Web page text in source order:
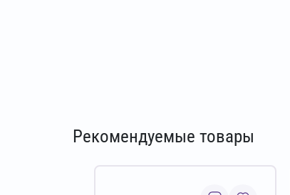
Рекомендуемые товары